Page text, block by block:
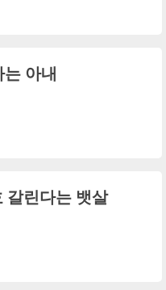
아내
갈린다는 뱃살